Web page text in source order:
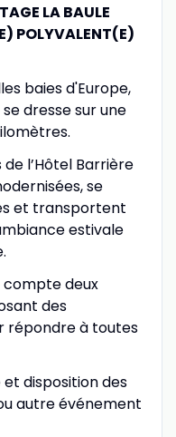
LA BAULE
POLYVALENT(E)
baies d'Europe,
dresse sur une
l’Hôtel Barrière
se
et transportent
estivale
compte deux
des
répondre à toutes
disposition des
autre événement